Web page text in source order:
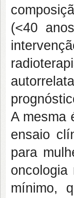
(<40
A mesma
ensaio
para
mínimo,